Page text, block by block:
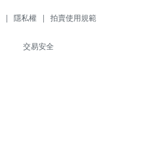
| 隱私權 | 拍賣使用規範
交易安全